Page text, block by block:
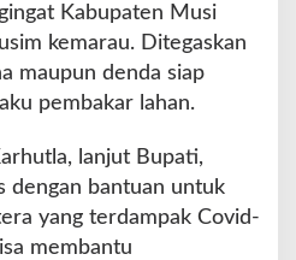
Kabupaten Musi
kemarau. Ditegaskan
maupun denda siap
pembakar lahan.
lanjut Bupati,
dengan bantuan untuk
yang terdampak Covid-
membantu